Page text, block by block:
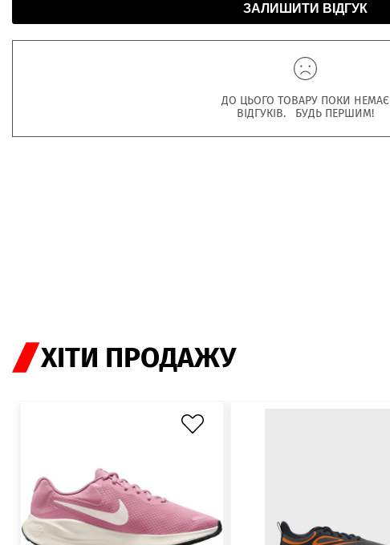
ЗАЛИШИТИ ВІДГУК
ДО ЦЬОГО ТОВАРУ ПОКИ НЕМАЄ
ВІДГУКІВ. БУДЬ ПЕРШИМ!
ХІТИ ПРОДАЖУ